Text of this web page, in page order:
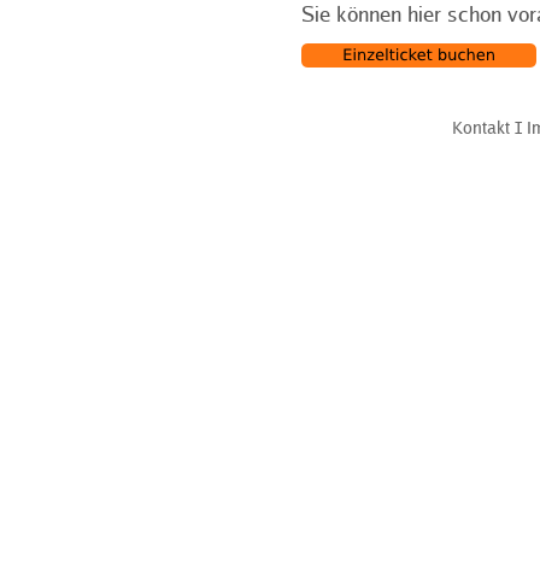
Sie können hier schon
Kontakt Ι